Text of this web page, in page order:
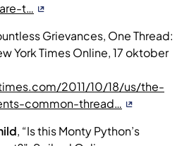
t…
Grievances, One Thread:
York Times Online, 17 oktober
2011/10/18/us/the-
common-thread…
, “Is this Monty Python’s